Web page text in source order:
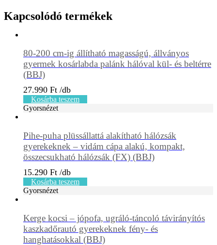
Kapcsolódó termékek
80-200 cm-ig állítható magasságú, állványos
gyermek kosárlabda palánk hálóval kül- és beltérre
(BBJ)
27.990 Ft
Kosárba teszem
Gyorsnézet
Pihe-puha plüssállattá alakítható hálózsák
gyerekeknek – vidám cápa alakú, kompakt,
összecsukható hálózsák (FX) (BBJ)
15.290 Ft
Kosárba teszem
Gyorsnézet
Kerge kocsi – jópofa, ugráló-táncoló távirányítós
kaszkadőrautó gyerekeknek fény- és
hanghatásokkal (BBJ)